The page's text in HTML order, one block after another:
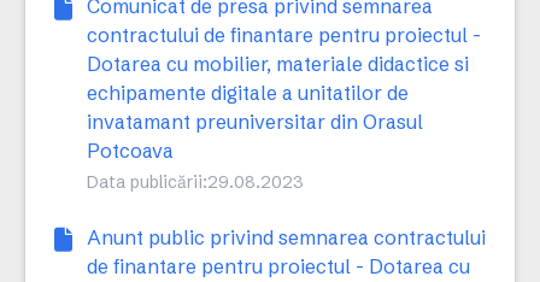
Comunicat de presa privind semnarea
contractului de finantare pentru proiectul -
Dotarea cu mobilier, materiale didactice si
echipamente digitale a unitatilor de
invatamant preuniversitar din Orasul
Potcoava
Data publicării:29.08.2023
Anunt public privind semnarea contractului
de finantare pentru proiectul - Dotarea cu